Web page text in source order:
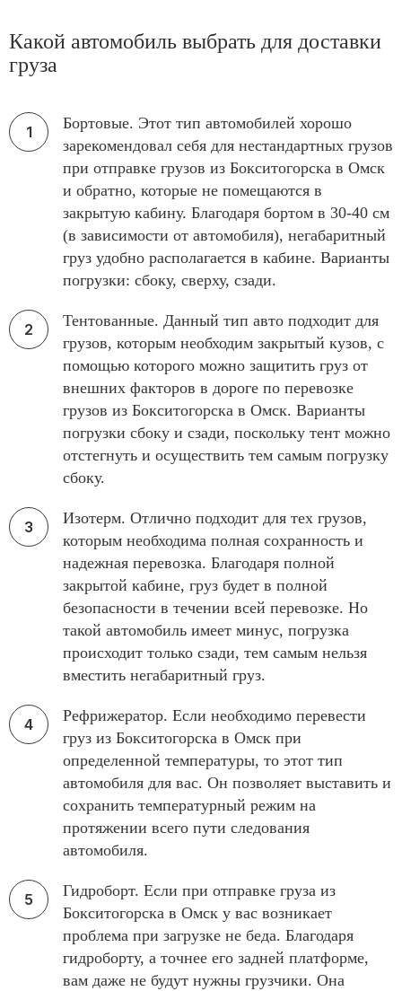
Какой автомобиль выбрать для доставки
груза
Бортовые. Этот тип автомобилей хорошо
зарекомендовал себя для нестандартных грузов
при отправке грузов из Бокситогорска в Омск
и обратно, которые не помещаются в
закрытую кабину. Благодаря бортом в 30-40 см
(в зависимости от автомобиля), негабаритный
груз удобно располагается в кабине. Варианты
погрузки: сбоку, сверху, сзади.
Тентованные. Данный тип авто подходит для
грузов, которым необходим закрытый кузов, с
помощью которого можно защитить груз от
внешних факторов в дороге по перевозке
грузов из Бокситогорска в Омск. Варианты
погрузки сбоку и сзади, поскольку тент можно
отстегнуть и осуществить тем самым погрузку
сбоку.
Изотерм. Отлично подходит для тех грузов,
которым необходима полная сохранность и
надежная перевозка. Благодаря полной
закрытой кабине, груз будет в полной
безопасности в течении всей перевозке. Но
такой автомобиль имеет минус, погрузка
происходит только сзади, тем самым нельзя
вместить негабаритный груз.
Рефрижератор. Если необходимо перевести
груз из Бокситогорска в Омск при
определенной температуры, то этот тип
автомобиля для вас. Он позволяет выставить и
сохранить температурный режим на
протяжении всего пути следования
автомобиля.
Гидроборт. Если при отправке груза из
Бокситогорска в Омск у вас возникает
проблема при загрузке не беда. Благодаря
гидроборту, а точнее его задней платформе,
вам даже не будут нужны грузчики. Она